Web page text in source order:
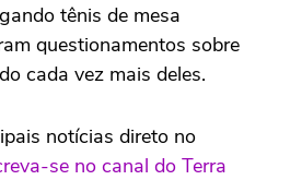
tênis de mesa
questionamentos sobre
cada vez mais deles.
notícias direto no
se no canal do Terra